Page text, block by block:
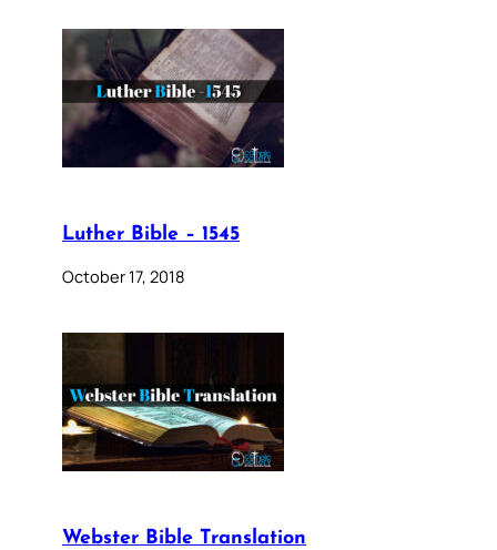
Luther Bible – 1545
October 17, 2018
Webster Bible Translation